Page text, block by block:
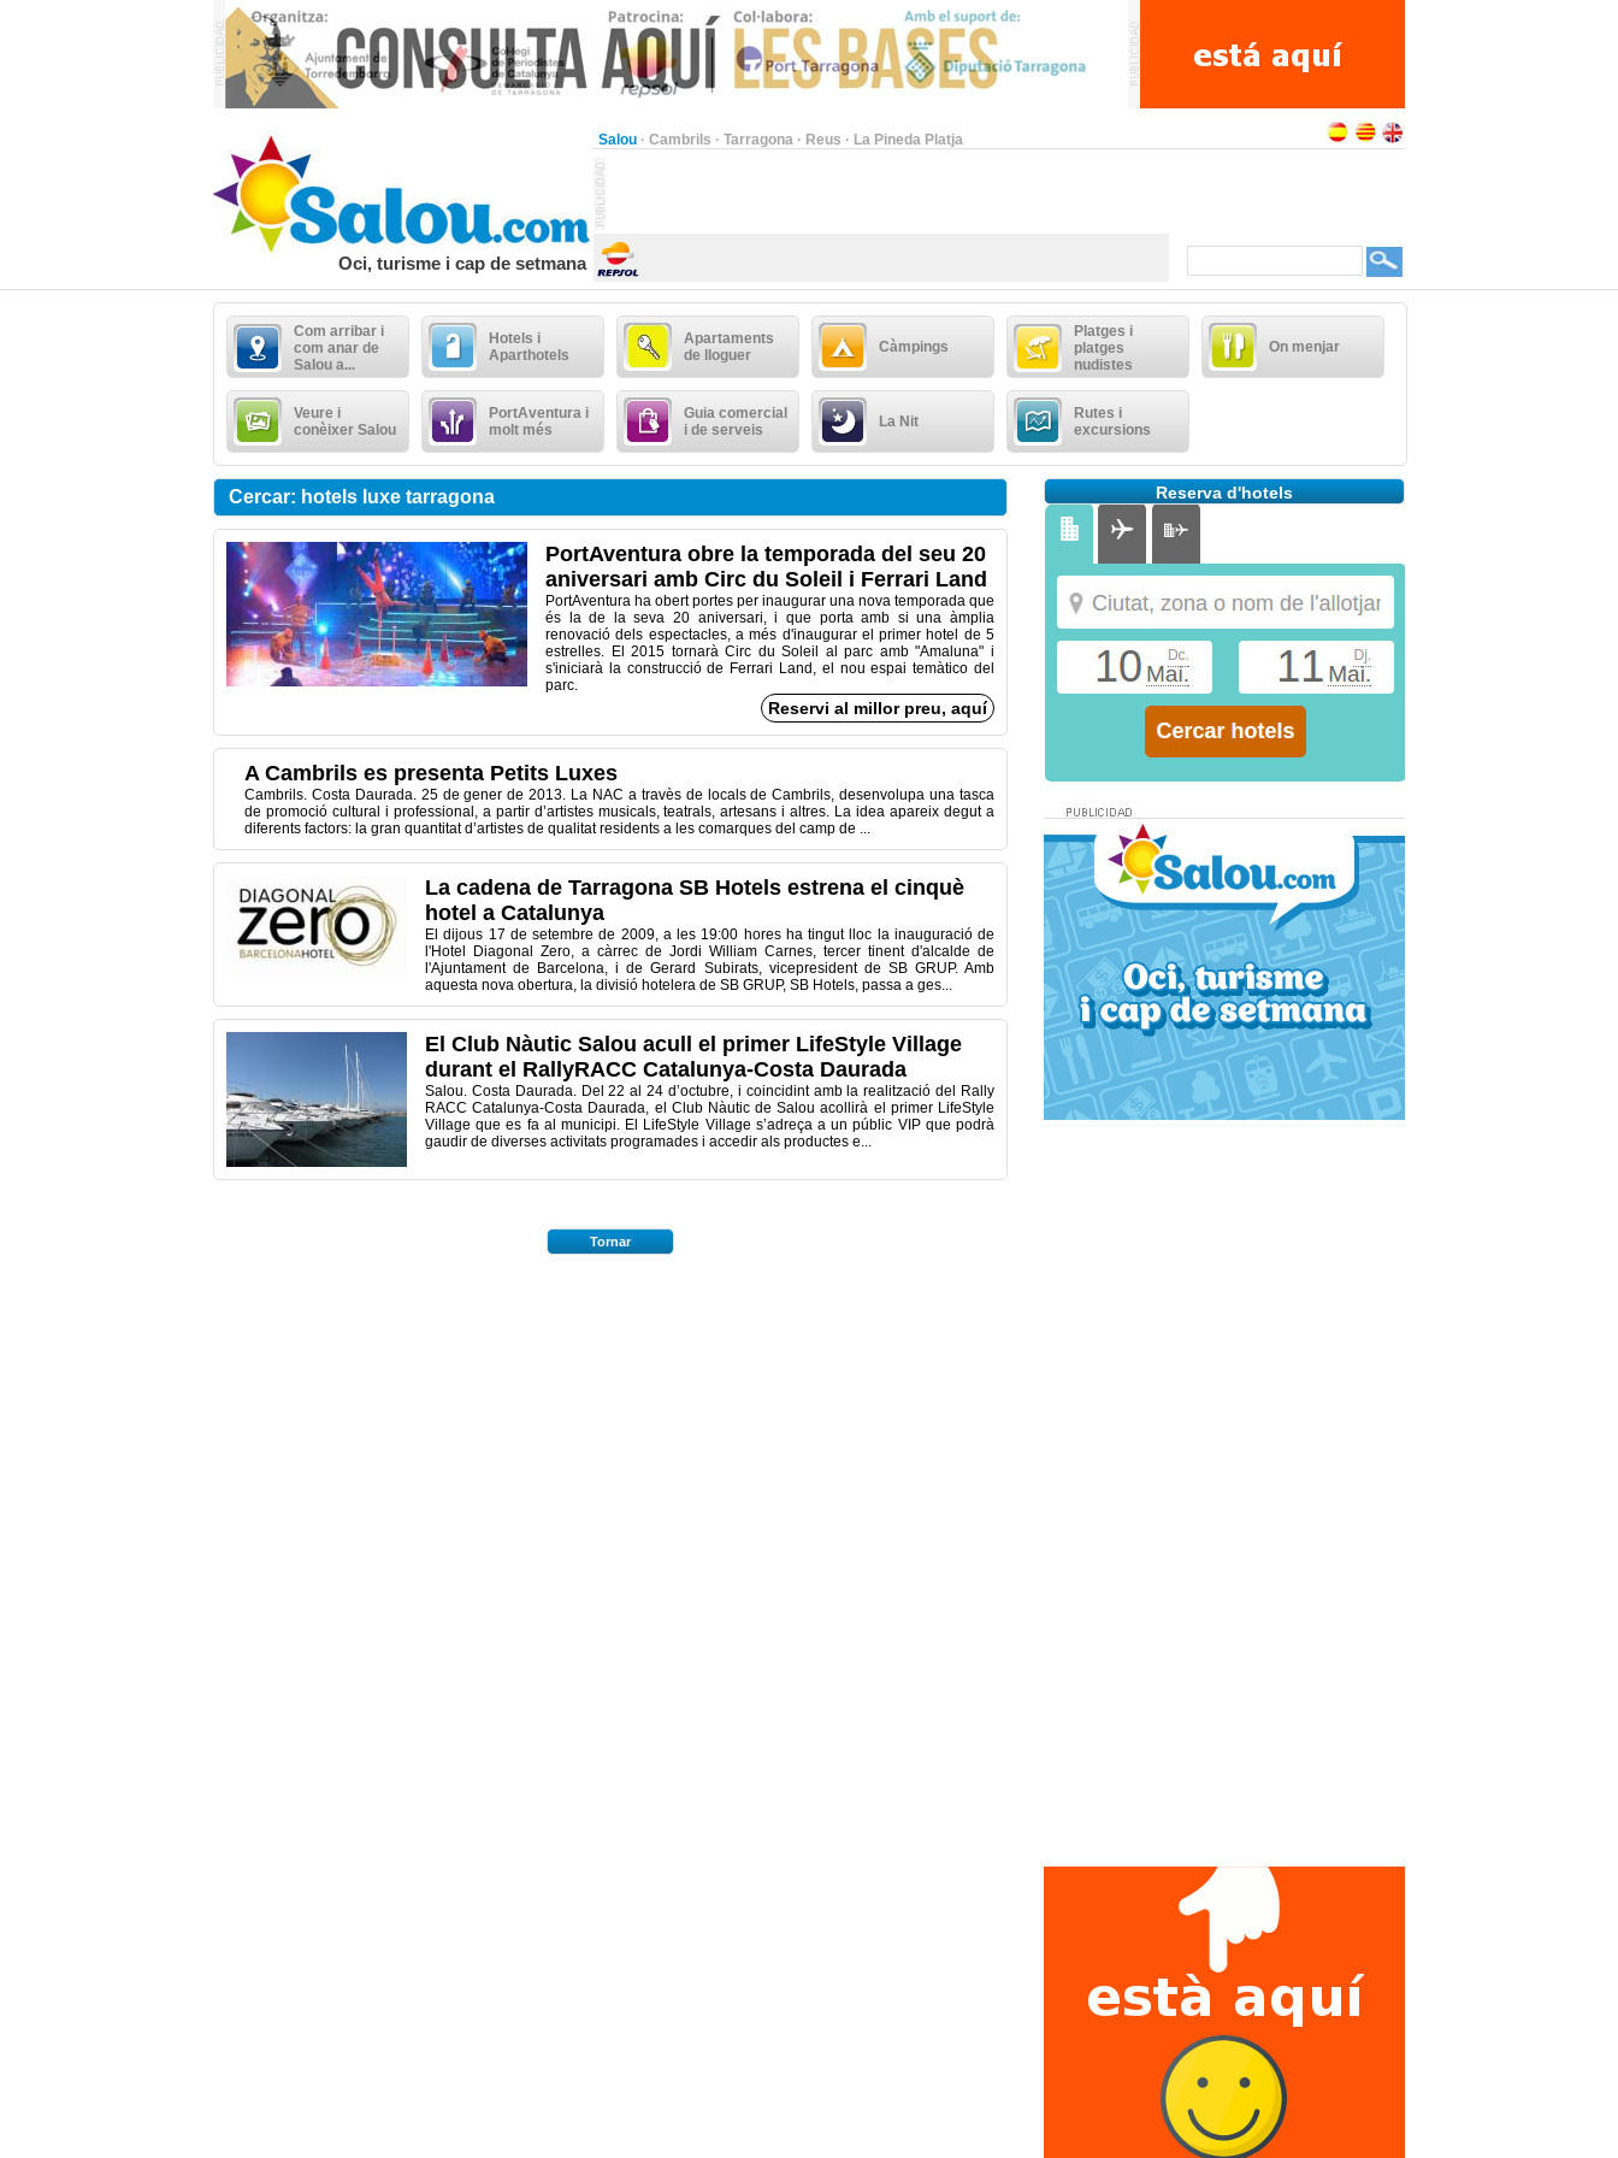
Salou · Cambrils · Tarragona · Reus · La Pineda Platja
Oci, turisme i cap de setmana
Com arribar i
com anar de
Salou a...
Hotels i
Aparthotels
Apartaments
de lloguer
Càmpings
Platges i
platges
nudistes
On menjar
Veure i
conèixer Salou
PortAventura i
molt més
Guia comercial
i de serveis
La Nit
Rutes i
excursions
Cercar: hotels luxe tarragona
PortAventura obre la temporada del seu 20
aniversari amb Circ du Soleil i Ferrari Land
PortAventura ha obert portes per inaugurar una nova temporada que
és
la de la seva 20 aniversari, i que porta amb si una àmplia
renovació dels espectacles, a més d'inaugurar el primer hotel
de 5
estrelles. El 2015 tornarà Circ du Soleil al parc amb "Amaluna" i
s'iniciarà la construcció de Ferrari Land , el nou espai temàtico del
parc.
Reservi al millor preu, aquí
A Cambrils es presenta Petits Luxes
Cambrils. Costa Daurada. 25 de gener de 2013. La NAC a travès de locals de Cambrils, desenvolupa una tasca
de promoció cultural i professional, a partir d’artistes musicals, teatrals, artesans i altres. La idea apareix degut a
diferents factors: la gran quantitat d’artistes de qualitat residents a les comarques del camp de ...
La cadena de Tarragona SB Hotels estrena el cinquè
hotel a Catalunya
El dijous 17 de setembre de 2009, a les 19:00 hores ha tingut lloc la inauguració de
l'Hotel Diagonal Zero, a càrrec de Jordi William Carnes, tercer tinent d'alcalde de
l'Ajuntament de Barcelona, i de Gerard Subirats, vicepresident de SB GRUP. Amb
aquesta nova obertura, la divisió hotelera de SB GRUP, SB Hotels, passa a ges...
El Club Nàutic Salou acull el primer LifeStyle Village
durant el RallyRACC Catalunya-Costa Daurada
Salou. Costa Daurada. Del 22 al 24 d’octubre, i coincidint amb la realització del Rally
RACC Catalunya-Costa Daurada, el Club Nàutic de Salou acollirà el primer LifeStyle
Village que es fa al municipi. El LifeStyle Village s’adreça a un públic VIP que podrà
gaudir de diverses activitats programades i accedir als productes e...
Tornar
Reserva d'hotels